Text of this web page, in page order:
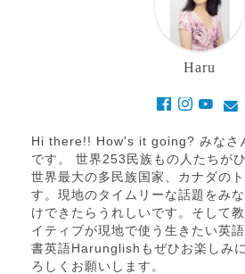
Haru
Hi there!! How's it going? みなさ
です。 世界253民族もの人たちが
世界最大の多民族国家、カナダの
す。現地のタイムリーな話題をみ
けできたらうれしいです。そして
イティブが現地で使う生きたい英
書英語Harunglishもぜひお楽しみ
ろしくお願いします。